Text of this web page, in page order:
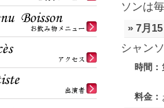
ソンは
» 7月
シャン
時間：
料金：